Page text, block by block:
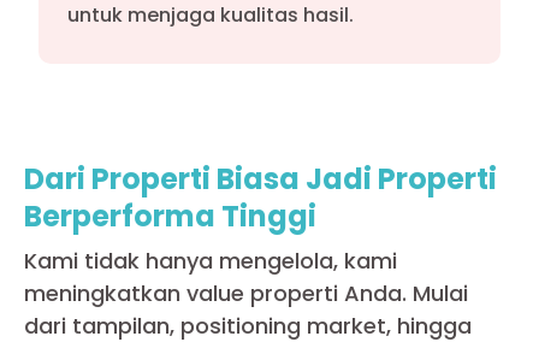
untuk menjaga kualitas hasil.
Dari Properti Biasa Jadi Properti
Berperforma Tinggi
Kami tidak hanya mengelola, kami
meningkatkan value properti Anda. Mulai
dari tampilan, positioning market, hingga